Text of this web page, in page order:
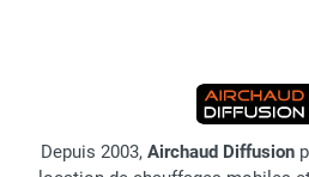
Depuis 2003, Airchaud Diffusion